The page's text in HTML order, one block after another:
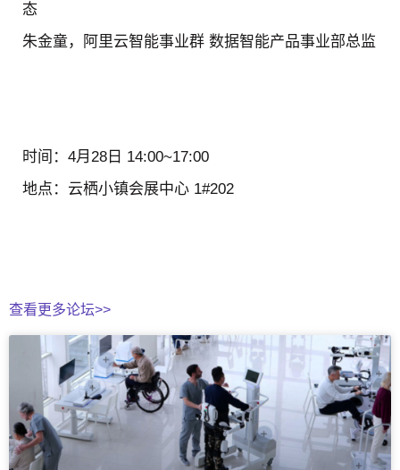
态
朱金童，阿里云智能事业群 数据智能产品事业部总监
时间： 4月28日 14:00~17:00
地点： 云栖小镇会展中心 1#202
查看更多论坛>>